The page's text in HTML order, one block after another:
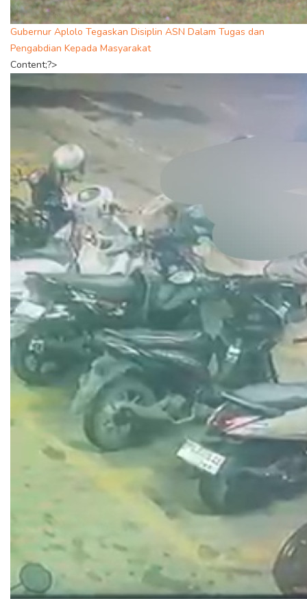
Gubernur Aplolo Tegaskan Disiplin ASN Dalam Tugas dan
Pengabdian Kepada Masyarakat
Content;?>